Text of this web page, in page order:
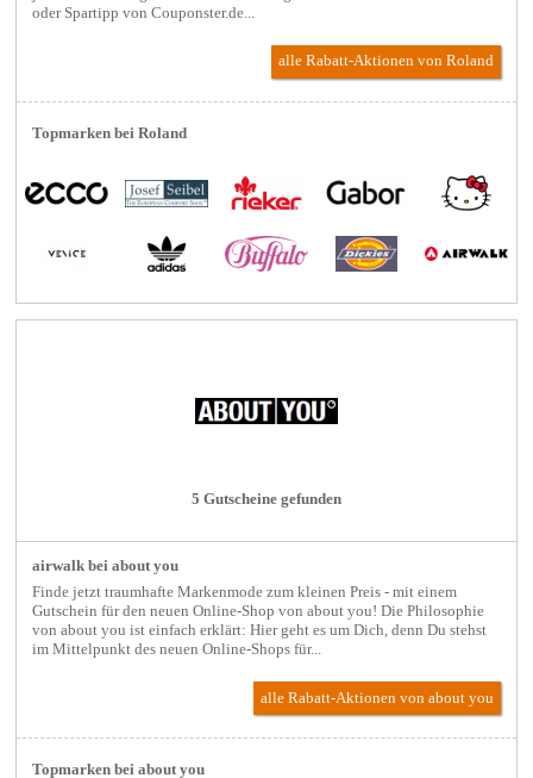
oder Spartipp von Couponster.de...
alle Rabatt-Aktionenvon Roland
Topmarken bei Roland
5 Gutscheine gefunden
airwalk bei about you
Finde jetzt traumhafte Markenmode zum kleinen Preis - mit einem
Gutschein für den neuen Online-Shop von about you! Die Philosophie
von about you ist einfach erklärt: Hier geht es um Dich, denn Du stehst
im Mittelpunkt des neuen Online-Shops für...
alle Rabatt-Aktionenvon about you
Topmarken bei about you